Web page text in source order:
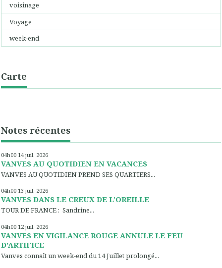
voisinage
Voyage
week-end
Carte
Notes récentes
04h00 14 juil. 2026
VANVES AU QUOTIDIEN EN VACANCES
VANVES AU QUOTIDIEN PREND SES QUARTIERS...
04h00 13 juil. 2026
VANVES DANS LE CREUX DE L’OREILLE
TOUR DE FRANCE : Sandrine...
04h00 12 juil. 2026
VANVES EN VIGILANCE ROUGE ANNULE LE FEU
D’ARTIFICE
Vanves connaît un week-end du 14 Juillet prolongé...